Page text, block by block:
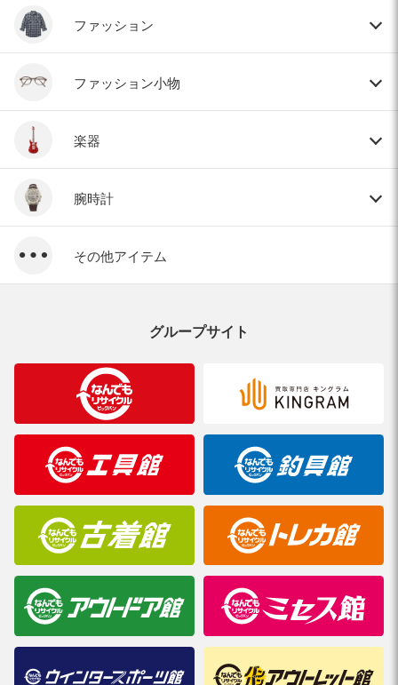
ファッション
ファッション小物
楽器
腕時計
その他アイテム
グループサイト